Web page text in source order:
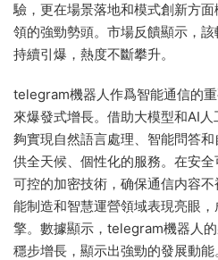
驗，更在場景落地和模式創新方
領的強勁勢頭。市場反饋顯示，
持續引爆，熱度不斷攀升。
telegram機器人作爲智能通信的
來爆發式增長。借助大模型和AI
夠實現自然語言處理、智能問答
供全天候、個性化的服務。在安
可控的加密技術，确保通信内容
能制造和智慧運營領域表現亮眼
擎。數據顯示，telegram機器人
穩步增長，顯示出強勁的發展動能